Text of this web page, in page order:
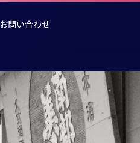
お問い合わせ